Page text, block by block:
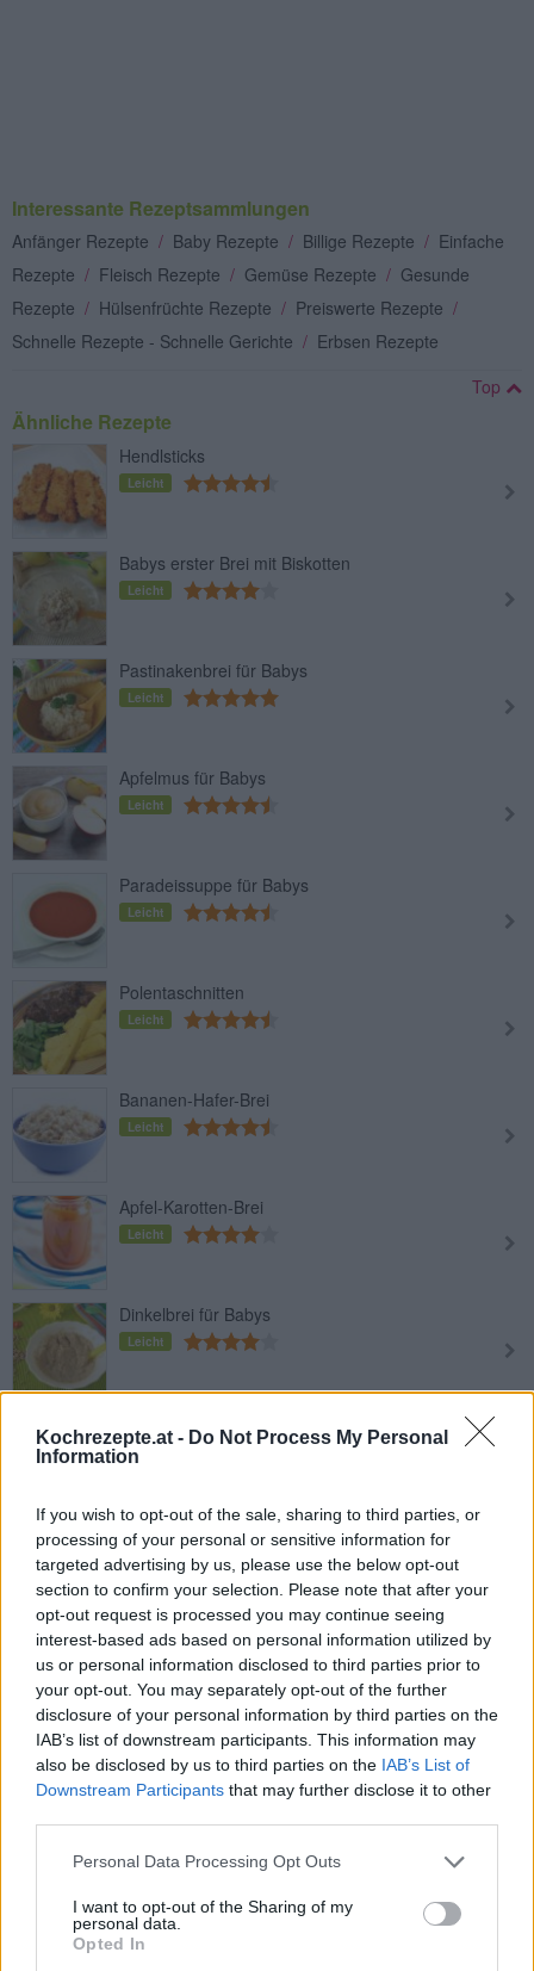
Kochrezepte.at - Do Not Process My Personal
Information
If you wish to opt-out of the sale, sharing to third parties, or
processing of your personal or sensitive information for
targeted advertising by us, please use the below opt-out
section to confirm your selection. Please note that after your
opt-out request is processed you may continue seeing
interest-based ads based on personal information utilized by
us or personal information disclosed to third parties prior to
your opt-out. You may separately opt-out of the further
disclosure of your personal information by third parties on the
IAB’s list of downstream participants. This information may
also be disclosed by us to third parties on the IAB’s List of
Downstream Participants that may further disclose it to other
Personal Data Processing Opt Outs
I want to opt-out of the Sharing of my
personal data.
Opted In
Interessante Rezeptsammlungen
Anfänger Rezepte / Baby Rezepte / Billige Rezepte / Einfache
Rezepte / Fleisch Rezepte / Gemüse Rezepte / Gesunde
Rezepte / Hülsenfrüchte Rezepte / Preiswerte Rezepte /
Schnelle Rezepte - Schnelle Gerichte / Erbsen Rezepte
Top
Ähnliche Rezepte
Hendlsticks
Leicht
Babys erster Brei mit Biskotten
Leicht
Pastinakenbrei für Babys
Leicht
Apfelmus für Babys
Leicht
Paradeissuppe für Babys
Leicht
Polentaschnitten
Leicht
Bananen-Hafer-Brei
Leicht
Apfel-Karotten-Brei
Leicht
Dinkelbrei für Babys
Leicht
Leicht
Brokkoli-Erdäpfel-Brei
Leicht
Apfel-Bananen-Mus
Leicht
Kürbiscremesuppe für Kleinkinder
Leicht
Apfel-Trauben-Hirse-Brei
Apfel-Birnen-Bananen-Brei